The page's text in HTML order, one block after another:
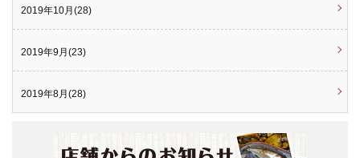
2019年10月(28)
2019年9月(23)
2019年8月(28)